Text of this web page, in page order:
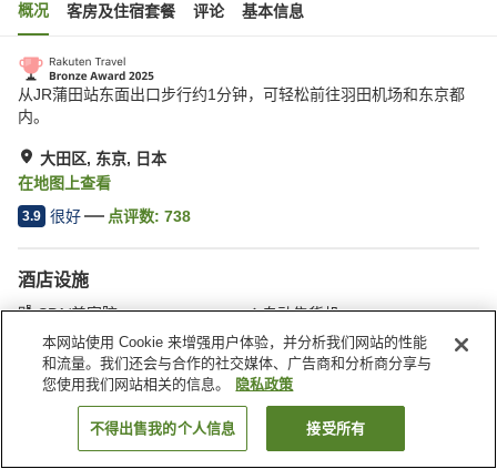
概况 客房及住宿套餐 评论 基本信息
从JR蒲田站东面出口步行约1分钟，可轻松前往羽田机场和东京都
内。
大田区, 东京, 日本
在地图上查看
3.9 很好 点评数: 738
酒店设施
SPA/美容院
自动售货机
付费洗衣房
快递服务
首页 日本 东京 大田区 格兰公园酒店（Panex东京店）
搜索客房
本网站使用 Cookie 来增强用户体验，并分析我们网站的性能
和流量。我们还会与合作的社交媒体、广告商和分析商分享与
您使用我们网站相关的信息。
隐私政策
不得出售我的个人信息 接受所有